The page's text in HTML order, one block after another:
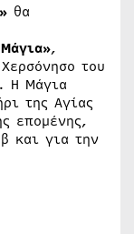
θα
»,
του
Η Μάγια
της Αγίας
επομένης,
και για την